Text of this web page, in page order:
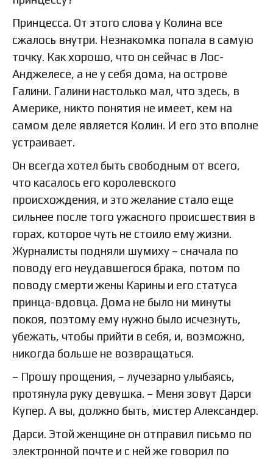
Принцесса. От этого слова у Колина все
сжалось внутри. Незнакомка попала в самую
точку. Как хорошо, что он сейчас в Лос-
Анджелесе, а не у себя дома, на острове
Галини. Галини настолько мал, что здесь, в
Америке, никто понятия не имеет, кем на
самом деле является Колин. И его это вполне
устраивает.
Он всегда хотел быть свободным от всего,
что касалось его королевского
происхождения, и это желание стало еще
сильнее после того ужасного происшествия в
горах, которое чуть не стоило ему жизни.
Журналисты подняли шумиху – сначала по
поводу его неудавшегося брака, потом по
поводу смерти жены Карины и его статуса
принца-вдовца. Дома не было ни минуты
покоя, поэтому ему нужно было исчезнуть,
убежать, чтобы прийти в себя, и, возможно,
никогда больше не возвращаться.
– Прошу прощения, – лучезарно улыбаясь,
протянула руку девушка. – Меня зовут Дарси
Купер. А вы, должно быть, мистер Александер.
Дарси. Этой женщине он отправил письмо по
электронной почте и с ней же говорил по